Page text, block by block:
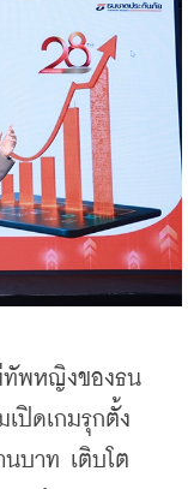
พหญิงของธน
ปิดเกมรุกตั้ง
นบาท เติบโต